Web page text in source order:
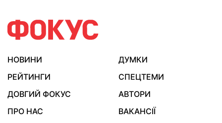
НОВИНИ
ДУМКИ
РЕЙТИНГИ
СПЕЦТЕМИ
ДОВГИЙ ФОКУС
АВТОРИ
ПРО НАС
ВАКАНСІЇ